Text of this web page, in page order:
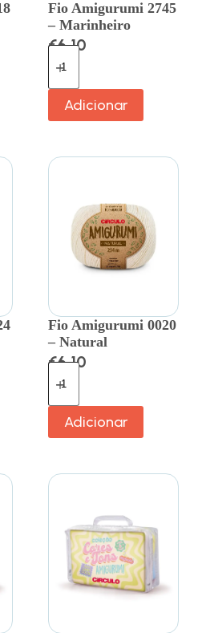
Fio Amigurumi 2745
– Marinheiro
€6.10
Adicionar
Fio Amigurumi 0020
– Natural
€6.10
Adicionar